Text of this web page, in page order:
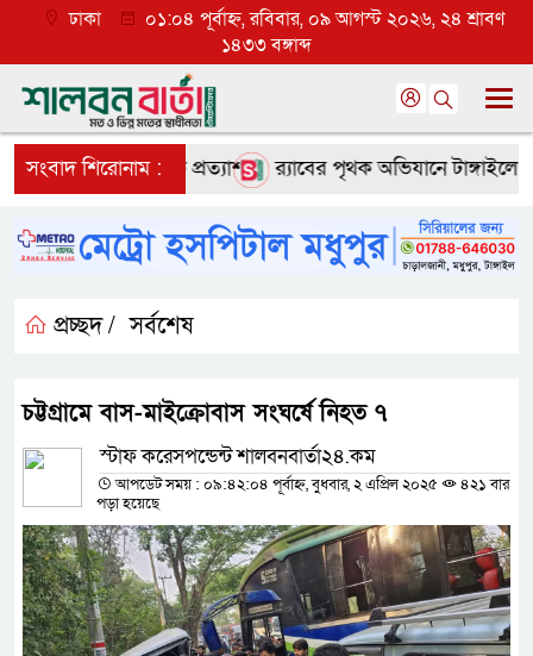
ঢাকা
০১:০৪ পূর্বাহ্ন, রবিবার, ০৯ আগস্ট ২০২৬, ২৪ শ্রাবণ
১৪৩৩ বঙ্গাব্দ
সংবাদ শিরোনাম :
তৃণমূলে ব্যাপক প্রত্যাশা র‌্যাবের পৃথক অভিযানে টাঙ্গাইলে
প্রচ্ছদ / সর্বশেষ
চট্টগ্রামে বাস-মাইক্রোবাস সংঘর্ষে নিহত ৭
স্টাফ করেসপন্ডেন্ট শালবনবার্তা২৪.কম
আপডেট সময় : ০৯:৪২:০৪ পূর্বাহ্ন, বুধবার, ২ এপ্রিল ২০২৫
৪২১ বার
পড়া হয়েছে